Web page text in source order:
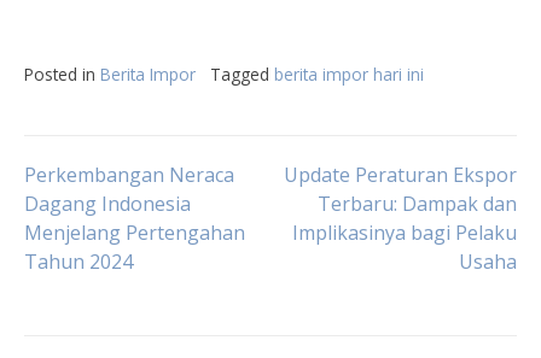
Posted in Berita Impor Tagged berita impor hari ini
Post
navigation
Perkembangan Neraca
Dagang Indonesia
Menjelang Pertengahan
Tahun 2024
Update Peraturan Ekspor
Terbaru: Dampak dan
Implikasinya bagi Pelaku
Usaha